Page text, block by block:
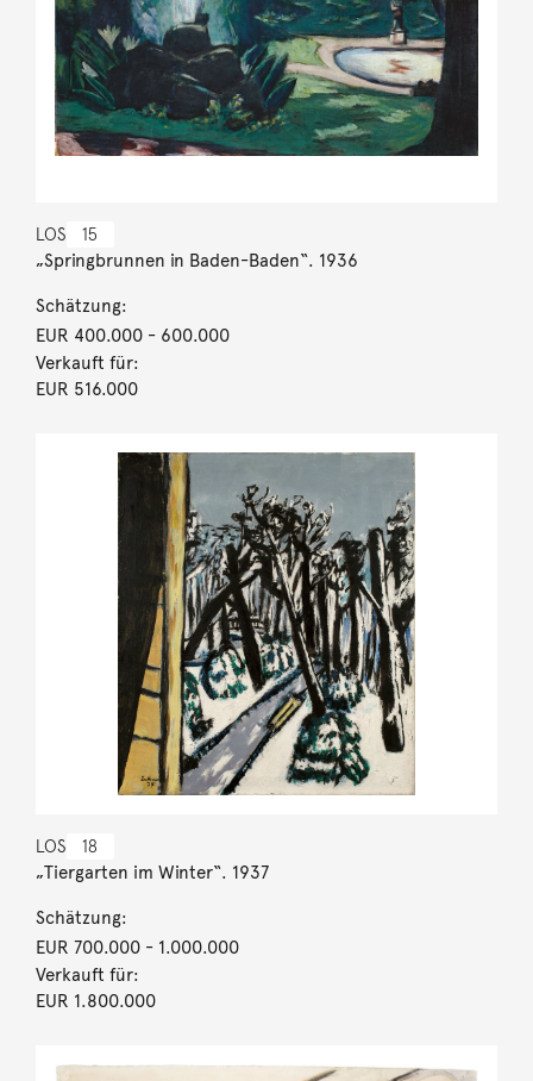
LOS 15
„Springbrunnen in Baden-Baden“. 1936
Schätzung:
EUR 400.000- 600.000
Verkauft für:
EUR 516.000
LOS 18
„Tiergarten im Winter“. 1937
Schätzung:
EUR 700.000- 1.000.000
Verkauft für:
EUR 1.800.000